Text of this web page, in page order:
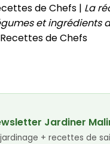
de Chefs | La
et ingrédients
de Chefs
Jardiner
+ recettes de